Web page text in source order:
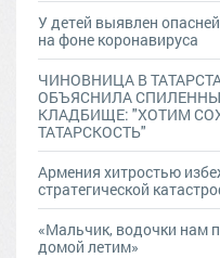
У детей выявлен
на фоне коронавируса
ЧИНОВНИЦА В
ОБЪЯСНИЛА
КЛАДБИЩЕ: "ХОТИМ
ТАТАРСКОСТЬ"
Армения хитростью
стратегической
«Мальчик, водочки нам
домой летим»